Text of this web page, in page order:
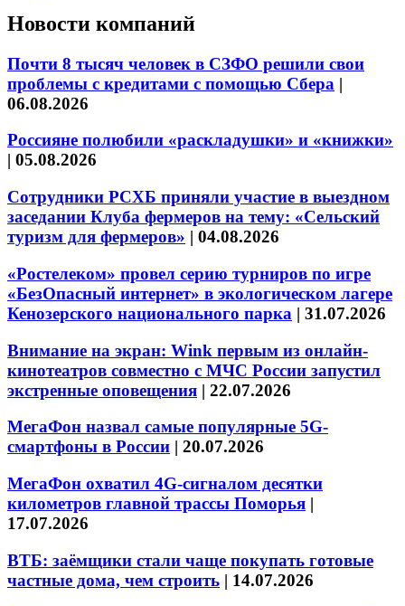
Новости компаний
Почти 8 тысяч человек в СЗФО решили свои
проблемы с кредитами с помощью Сбера |
06.08.2026
Россияне полюбили «раскладушки» и «книжки»
| 05.08.2026
Сотрудники РСХБ приняли участие в выездном
заседании Клуба фермеров на тему: «Сельский
туризм для фермеров» | 04.08.2026
«Ростелеком» провел серию турниров по игре
«БезОпасный интернет» в экологическом лагере
Кенозерского национального парка | 31.07.2026
Внимание на экран: Wink первым из онлайн-
кинотеатров совместно с МЧС России запустил
экстренные оповещения | 22.07.2026
МегаФон назвал самые популярные 5G-
смартфоны в России | 20.07.2026
МегаФон охватил 4G-сигналом десятки
километров главной трассы Поморья |
17.07.2026
ВТБ: заёмщики стали чаще покупать готовые
частные дома, чем строить | 14.07.2026